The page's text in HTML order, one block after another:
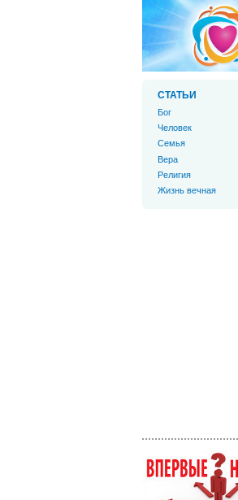
СТАТЬИ
Бог
Человек
Cемья
Вера
Религия
Жизнь вечная